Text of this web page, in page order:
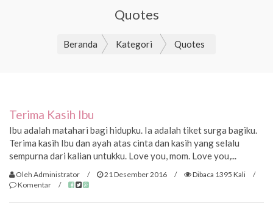
Quotes
Beranda Kategori Quotes
Terima Kasih Ibu
Ibu adalah matahari bagi hidupku. Ia adalah tiket surga bagiku.
Terima kasih Ibu dan ayah atas cinta dan kasih yang selalu
sempurna dari kalian untukku. Love you, mom. Love you,...
Oleh Administrator / 21 Desember 2016 / Dibaca 1395 Kali
/
Komentar
/